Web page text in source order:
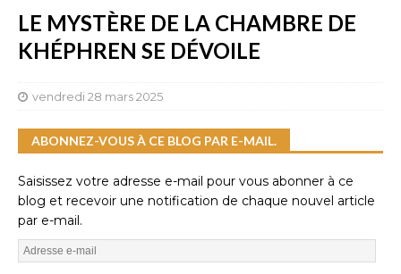
LE MYSTÈRE DE LA CHAMBRE DE
KHÉPHREN SE DÉVOILE
vendredi 28 mars 2025
ABONNEZ-VOUS À CE BLOG PAR E-MAIL.
Saisissez votre adresse e-mail pour vous abonner à ce
blog et recevoir une notification de chaque nouvel article
par e-mail.